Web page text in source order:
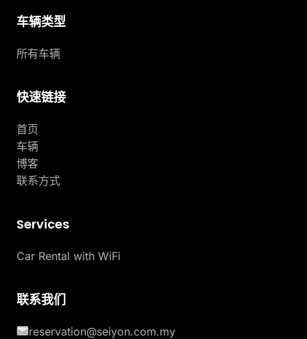
车辆类型
所有车辆
Services
Car Rental with WiFi
快速链接
首页
车辆
博客
联系方式
联系我们
reservation@seiyon.com.my